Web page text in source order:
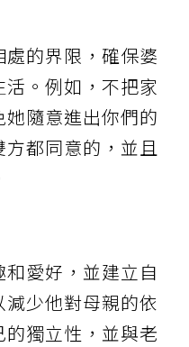
的界限，確保婆
。例如，不把家
隨意進出你們的
都同意的，並且
愛好，並建立自
少他對母親的依
獨立性，並與老